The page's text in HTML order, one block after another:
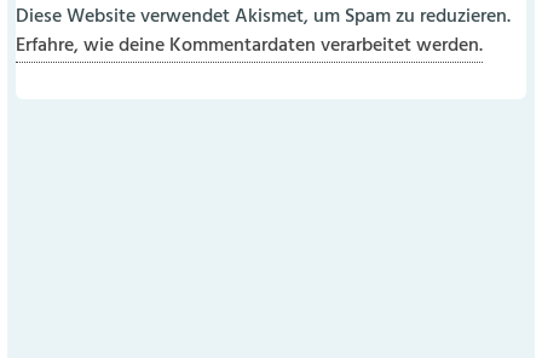
Diese Website verwendet Akismet, um Spam zu reduzieren.
Erfahre, wie deine Kommentardaten verarbeitet werden.